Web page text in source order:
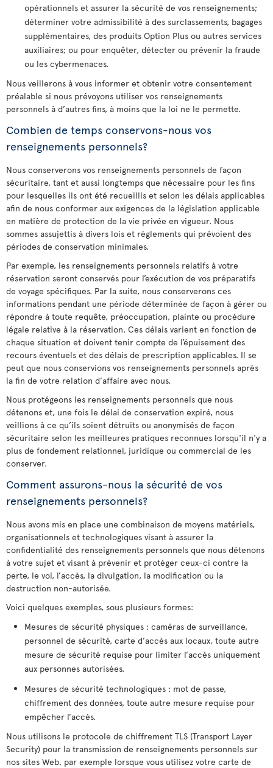
opérationnels et assurer la sécurité de vos renseignements;
déterminer votre admissibilité à des surclassements, bagages
supplémentaires, des produits Option Plus ou autres services
auxiliaires; ou pour enquêter, détecter ou prévenir la fraude
ou les cybermenaces.
Nous veillerons à vous informer et obtenir votre consentement
préalable si nous prévoyons utiliser vos renseignements
personnels à d’autres fins, à moins que la loi ne le permette.
Combien de temps conservons-nous vos
renseignements personnels?
Nous conserverons vos renseignements personnels de façon
sécuritaire, tant et aussi longtemps que nécessaire pour les fins
pour lesquelles ils ont été recueillis et selon les délais applicables
afin de nous conformer aux exigences de la législation applicable
en matière de protection de la vie privée en vigueur. Nous
sommes assujettis à divers lois et règlements qui prévoient des
périodes de conservation minimales.
Par exemple, les renseignements personnels relatifs à votre
réservation seront conservés pour l’exécution de vos préparatifs
de voyage spécifiques. Par la suite, nous conserverons ces
informations pendant une période déterminée de façon à gérer ou
répondre à toute requête, préoccupation, plainte ou procédure
légale relative à la réservation. Ces délais varient en fonction de
chaque situation et doivent tenir compte de l’épuisement des
recours éventuels et des délais de prescription applicables. Il se
peut que nous conservions vos renseignements personnels après
la fin de votre relation d’affaire avec nous.
Nous protégeons les renseignements personnels que nous
détenons et, une fois le délai de conservation expiré, nous
veillions à ce qu’ils soient détruits ou anonymisés de façon
sécuritaire selon les meilleures pratiques reconnues lorsqu'il n'y a
plus de fondement relationnel, juridique ou commercial de les
conserver.
Comment assurons-nous la sécurité de vos
renseignements personnels?
Nous avons mis en place une combinaison de moyens matériels,
organisationnels et technologiques visant à assurer la
confidentialité des renseignements personnels que nous détenons
à votre sujet et visant à prévenir et protéger ceux-ci contre la
perte, le vol, l’accès, la divulgation, la modification ou la
destruction non-autorisée.
Voici quelques exemples, sous plusieurs formes:
Mesures de sécurité physiques : caméras de surveillance,
personnel de sécurité, carte d’accès aux locaux, toute autre
mesure de sécurité requise pour limiter l’accès uniquement
aux personnes autorisées.
Mesures de sécurité technologiques : mot de passe,
chiffrement des données, toute autre mesure requise pour
empêcher l’accès.
Nous utilisons le protocole de chiffrement TLS (Transport Layer
Security) pour la transmission de renseignements personnels sur
nos sites Web, par exemple lorsque vous utilisez votre carte de